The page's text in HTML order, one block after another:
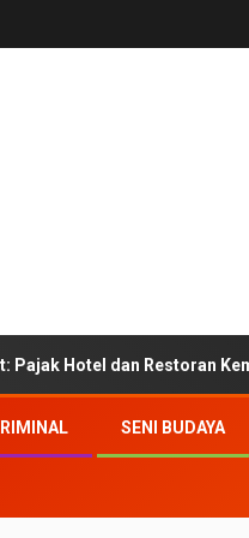
dan Restoran Kembali ke
SENI BUDAYA